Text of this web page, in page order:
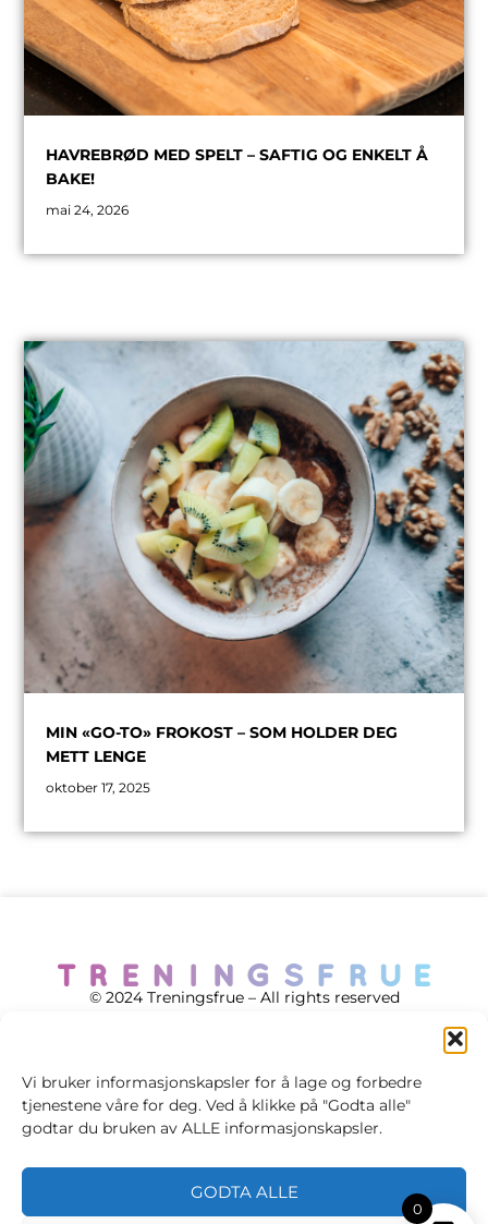
Vi bruker informasjonskapsler for å lage og forbedre
tjenestene våre for deg. Ved å klikke på "Godta alle"
godtar du bruken av ALLE informasjonskapsler.
GODTA ALLE
HAVREBRØD MED SPELT – SAFTIG OG ENKELT Å
BAKE!
mai 24, 2026
MIN «GO-TO» FROKOST – SOM HOLDER DEG
METT LENGE
oktober 17, 2025
© 2024 Treningsfrue – All rights reserved
Cookie policy
Personvernsvilkår
0